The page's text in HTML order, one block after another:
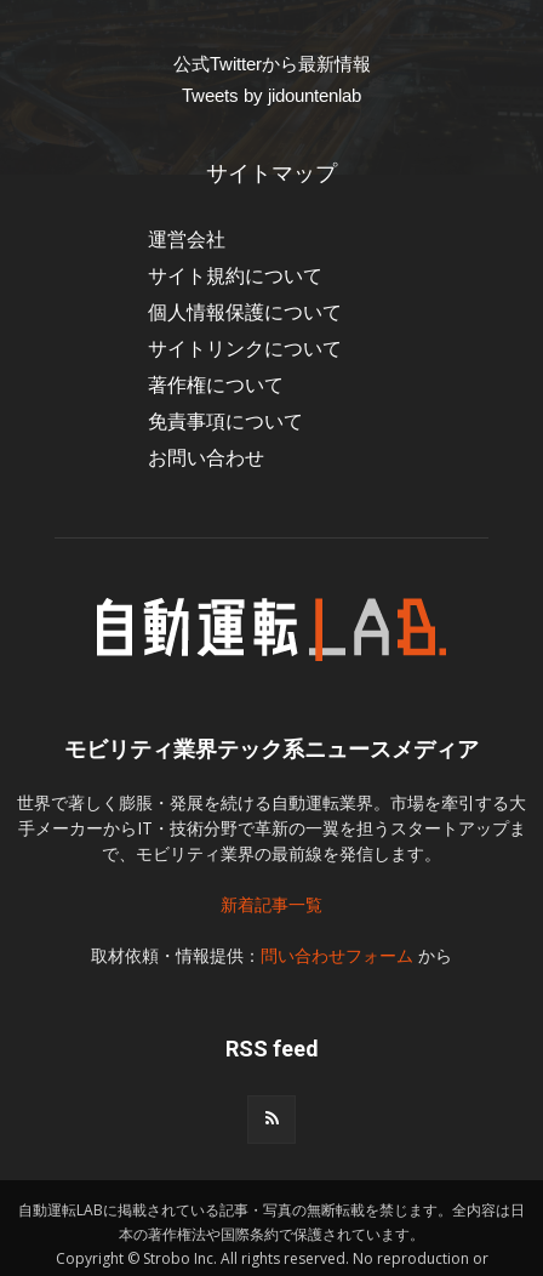
公式Twitterから最新情報
Tweets by jidountenlab
サイトマップ
運営会社
サイト規約について
個人情報保護について
サイトリンクについて
著作権について
免責事項について
お問い合わせ
モビリティ業界テック系ニュースメディア
世界で著しく膨脹・発展を続ける自動運転業界。市場を牽引する大
手メーカーからIT・技術分野で革新の一翼を担うスタートアップま
で、モビリティ業界の最前線を発信します。
新着記事一覧
取材依頼・情報提供： 問い合わせフォーム から
RSS feed
自動運転LABに掲載されている記事・写真の無断転載を禁じます。全内容は日
本の著作権法や国際条約で保護されています。
Copyright © Strobo Inc. All rights reserved. No reproduction or